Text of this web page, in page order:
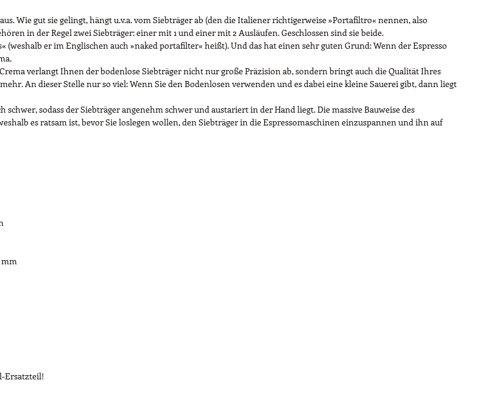
Wie gut sie gelingt, hängt u.v.a. vom Siebträger ab (den die Italiener richtigerweise »Portafiltro« nennen, also
in der Regel zwei Siebträger: einer mit 1 und einer mit 2 Ausläufen. Geschlossen sind sie beide.
er im Englischen auch »naked portafilter« heißt). Und das hat einen sehr guten Grund: Wenn der Espresso
verlangt Ihnen der bodenlose Siebträger nicht nur große Präzision ab, sondern bringt auch die Qualität Ihres
An dieser Stelle nur so viel: Wenn Sie den Bodenlosen verwenden und es dabei eine kleine Sauerei gibt, dann liegt
sodass der Siebträger angenehm schwer und austariert in der Hand liegt. Die massive Bauweise des
es ratsam ist, bevor Sie loslegen wollen, den Siebträger in die Espressomaschinen einzuspannen und ihn auf
mm
Ersatzteil!